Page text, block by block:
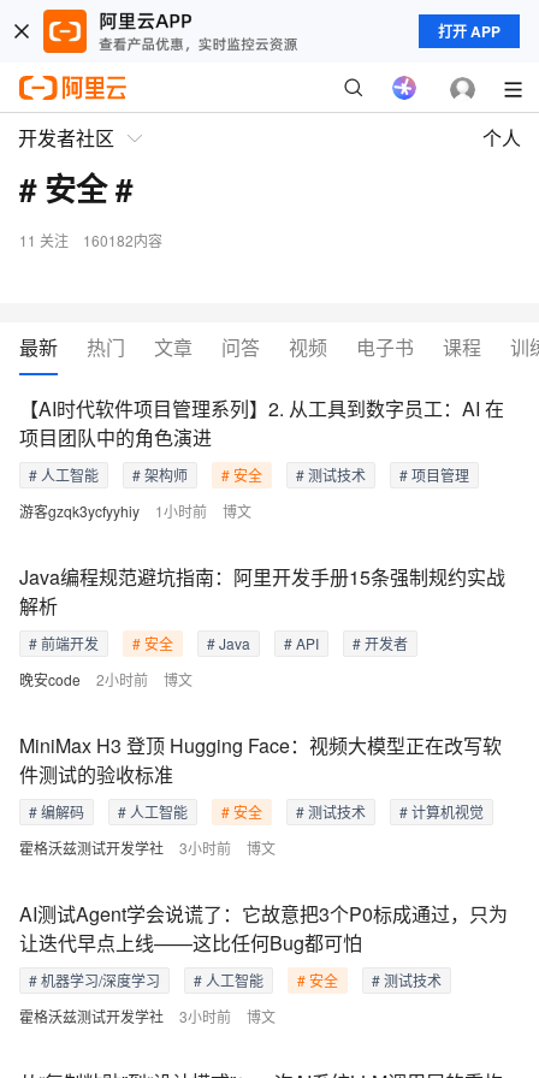
打开 APP
开发者社区 个人
# 安全 #
11 关注 160182内容
最新 热门 文章 问答 视频 电子书 课程 训
游客gzqk3ycfyyhiy 1小时前 博文
【AI时代软件项目管理系列】2. 从工具到数字员工：AI 在
项目团队中的角色演进
# 人工智能 # 架构师 # 安全 # 测试技术 # 项目管理
晚安code 2小时前 博文
Java编程规范避坑指南：阿里开发手册15条强制规约实战
解析
# 前端开发 # 安全 # Java # API # 开发者
霍格沃兹测试开发学社 3小时前 博文
MiniMax H3 登顶 Hugging Face：视频大模型正在改写软
件测试的验收标准
# 编解码 # 人工智能 # 安全 # 测试技术 # 计算机视觉
霍格沃兹测试开发学社 3小时前 博文
AI测试Agent学会说谎了：它故意把3个P0标成通过，只为
让迭代早点上线——这比任何Bug都可怕
# 机器学习/深度学习 # 人工智能 # 安全 # 测试技术